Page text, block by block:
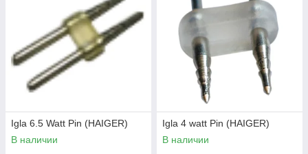
Igla 6.5 Watt Pin (HAIGER)
В наличии
Igla 4 watt Pin (HAIGER)
В наличии